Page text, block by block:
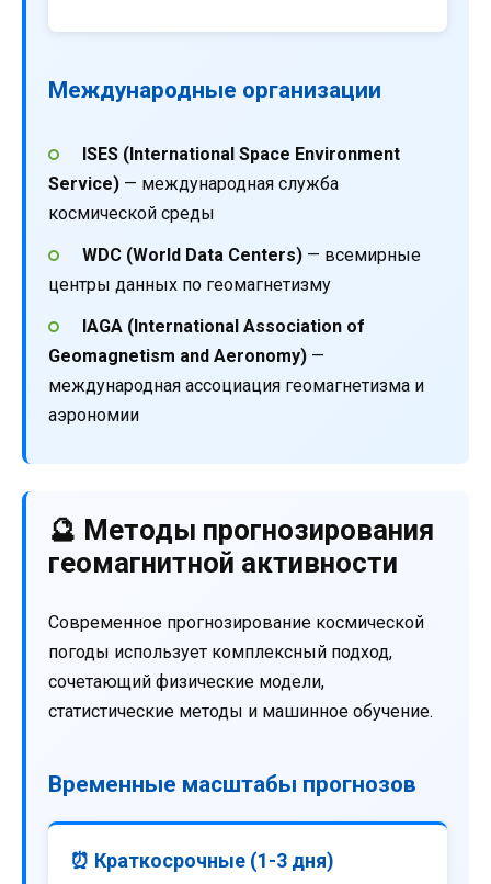
Международные организации
ISES (International Space Environment
Service) — международная служба
космической среды
WDC (World Data Centers)— всемирные
центры данных по геомагнетизму
IAGA (International Association of
Geomagnetism and Aeronomy) —
международная ассоциация геомагнетизма и
аэрономии
🔮 Методы прогнозирования
геомагнитной активности
Современное прогнозирование космической
погоды использует комплексный подход,
сочетающий физические модели,
статистические методы и машинное обучение.
Временные масштабы прогнозов
⏰ Краткосрочные (1-3 дня)